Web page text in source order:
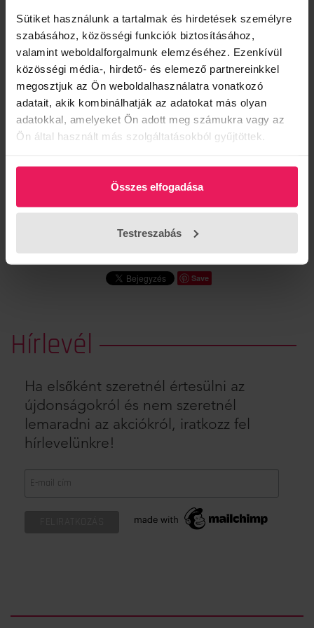
Sütiket használunk a tartalmak és hirdetések személyre
szabásához, közösségi funkciók biztosításához,
valamint weboldalforgalmunk elemzéséhez. Ezenkívül
közösségi média-, hirdető- és elemező partnereinkkel
megosztjuk az Ön weboldalhasználatra vonatkozó
adatait, akik kombinálhatják az adatokat más olyan
adatokkal, amelyeket Ön adott meg számukra vagy az
Ön által használt más szolgáltatásokból gyűjtöttek.
Összes elfogadása
Testreszabás
Ez a termék jelenleg nem rendelhető
Termék leírás
Vékony, valódi bőrből készült Magenta öv púder színben, állítható
csattal. Letisztult megjelenésének köszönhetően könnyedén
kombinálható mind hétköznapi, mind elegáns öltözetekkel.
Anyagösszetétel:
A modell xs méretet visel.
Fedezd fel a legújabb Magenta nyári kollekciót.
Minőségi magyar termék.
Save
Hírlevél
Ha elsőként szeretnél értesülni az
újdonságokról és nem szeretnél
lemaradni az akciókról, iratkozz fel
hírlevelünkre!